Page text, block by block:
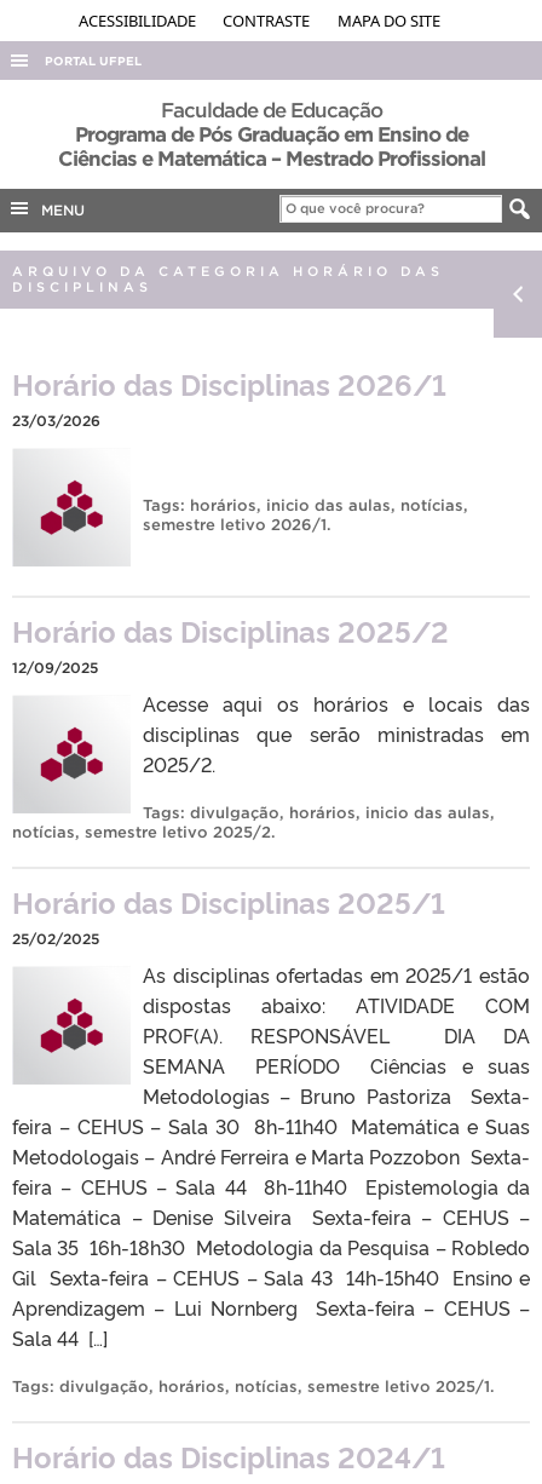
ACESSIBILIDADE CONTRASTE MAPA DO SITE
PORTAL UFPEL
ACESSO À INFORMAÇÃO
AUDITORIA
EDITAIS
INTERNACIONAL
PORTARIAS
TELEFONES
Faculdade de Educação
Programa de Pós Graduação em Ensino de
Ciências e Matemática – Mestrado Profissional
MENU
ARQUIVO DA CATEGORIA HORÁRIO DAS
DISCIPLINAS
Horário das Disciplinas 2026/1
23/03/2026
Tags: horários, inicio das aulas, notícias,
semestre letivo 2026/1.
Horário das Disciplinas 2025/2
12/09/2025
Acesse aqui os horários e locais das
disciplinas que serão ministradas em
2025/2.
Tags: divulgação, horários, inicio das aulas,
notícias, semestre letivo 2025/2.
Horário das Disciplinas 2025/1
25/02/2025
As disciplinas ofertadas em 2025/1 estão
dispostas abaixo: ATIVIDADE COM
PROF(A). RESPONSÁVEL DIA DA
SEMANA PERÍODO Ciências e suas
Metodologias – Bruno Pastoriza Sexta-
feira – CEHUS – Sala 30 8h-11h40 Matemática e Suas
Metodologais – André Ferreira e Marta Pozzobon Sexta-
feira – CEHUS – Sala 44 8h-11h40 Epistemologia da
Matemática – Denise Silveira Sexta-feira – CEHUS –
Sala 35 16h-18h30 Metodologia da Pesquisa – Robledo
Gil Sexta-feira – CEHUS – Sala 43 14h-15h40 Ensino e
Aprendizagem – Lui Nornberg Sexta-feira – CEHUS –
Sala 44 […]
Tags: divulgação, horários, notícias, semestre letivo 2025/1.
Horário das Disciplinas 2024/1